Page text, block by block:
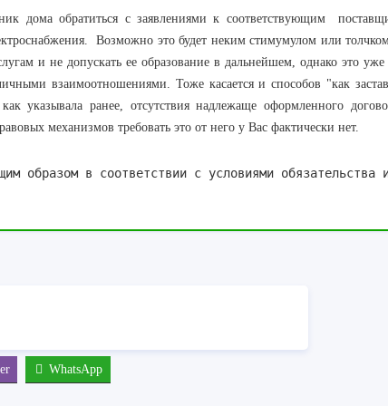
дома обратиться с заявлениями к соответствующим
Возможно это будет неким стимумулом или
и не допускать ее образование в дальнейшем, однако это уже
взаимоотношениями. Тоже касается и способов "как
указывала ранее, отсутствия надлежаще оформленного
механизмов требовать это от него у Вас фактически нет.
образом в соответствии с условиями обязательства
WhatsApp